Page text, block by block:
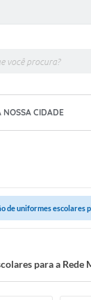
NOSSA CIDADE
de uniformes escolares
para a